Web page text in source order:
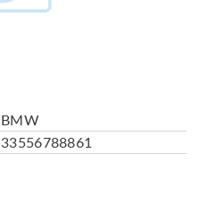
BMW
33556788861